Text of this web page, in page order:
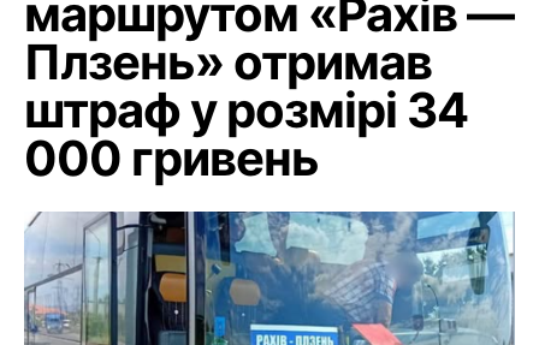
маршрутом «Рахів —
Плзень» отримав
штраф у розмірі 34
000 гривень